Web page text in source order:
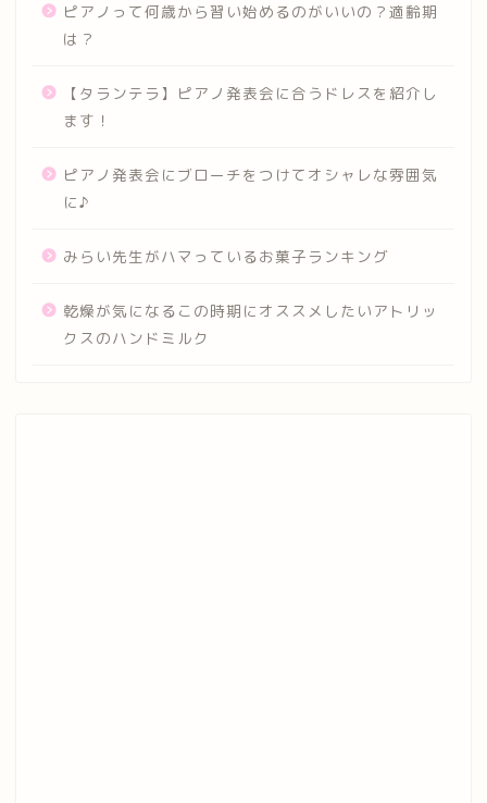
ピアノって何歳から習い始めるのがいいの？適齢期
は？
【タランテラ】ピアノ発表会に合うドレスを紹介し
ます！
ピアノ発表会にブローチをつけてオシャレな雰囲気
に♪
みらい先生がハマっているお菓子ランキング
乾燥が気になるこの時期にオススメしたいアトリッ
クスのハンドミルク